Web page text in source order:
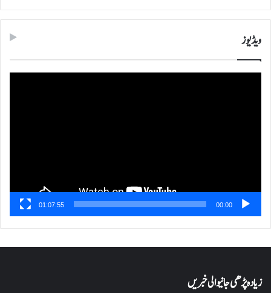
ویڈیوز
00:00
01:07:55
زیادہ پڑھی جانیوالی خبریں